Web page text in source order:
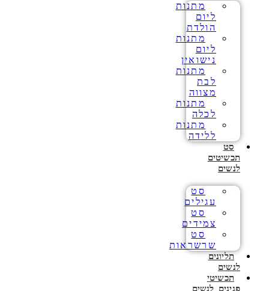
מתנות
ליום
הולדת
מתנות
ליום
נישואין
מתנות
לבת
מצווה
מתנות
לכלה
מתנות
ללידה
סט
תכשיטים
לנשים
סט
עגילים
סט
צמידים
סט
שרשראות
תליונים
לנשים
תכשיטי
פנינים לנשים